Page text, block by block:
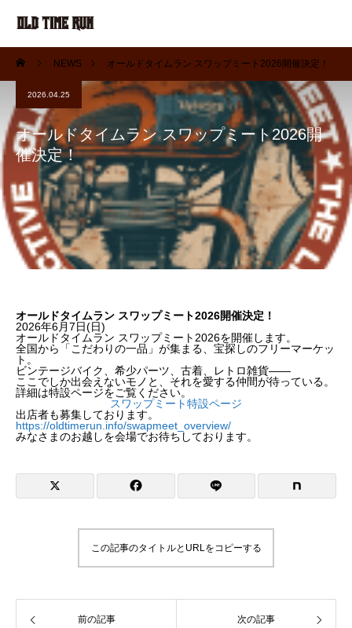
NEWS オールドタイムラン スワップミート2026開催決定！
2026.04.25
オールドタイムラン スワップミート2026開
催決定！
オールドタイムラン スワップミート2026開催決定！
2026年6月7日(日)
オールドタイムラン スワップミート2026を開催します。
全国から「こだわりの一品」が集まる、宝探しのフリーマーケッ
ト。
ビンテージバイク、希少パーツ、古着、レトロ雑貨——
ここでしか出会えないモノと、それを愛する仲間が待っている。
詳細は特設ページをご覧ください。
スワップミート特設ページ
出店者も募集しております。
https://oldtimerun.info/swapmeet_overview/
みなさまのお越しを会場でお待ちしております。
この記事のタイトルとURLをコピーする
前の記事 次の記事